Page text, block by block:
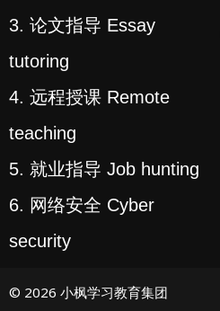
3. 论文指导 Essay
tutoring
4. 远程授课 Remote
teaching
5. 就业指导 Job hunting
6. 网络安全 Cyber
security
© 2026 小枫学习教育集团